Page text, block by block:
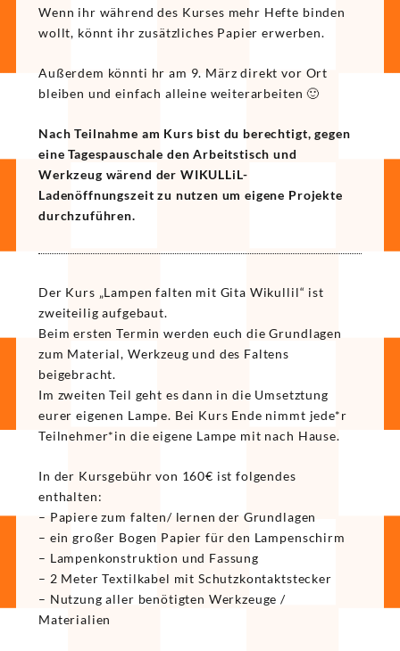
Wenn ihr während des Kurses mehr Hefte binden
wollt, könnt ihr zusätzliches Papier erwerben.
Außerdem könnti hr am 9. März direkt vor Ort
bleiben und einfach alleine weiterarbeiten 🙂
Nach Teilnahme am Kurs bist du berechtigt, gegen
eine Tagespauschale den Arbeitstisch und
Werkzeug wärend der WIKULLiL-
Ladenöffnungszeit zu nutzen um eigene Projekte
durchzuführen.
Der Kurs „Lampen falten mit Gita Wikullil“ ist
zweiteilig aufgebaut.
Beim ersten Termin werden euch die Grundlagen
zum Material, Werkzeug und des Faltens
beigebracht.
Im zweiten Teil geht es dann in die Umsetztung
eurer eigenen Lampe. Bei Kurs Ende nimmt jede*r
Teilnehmer*in die eigene Lampe mit nach Hause.
In der Kursgebühr von 160€ ist folgendes
enthalten:
– Papiere zum falten/ lernen der Grundlagen
– ein großer Bogen Papier für den Lampenschirm
– Lampenkonstruktion und Fassung
– 2 Meter Textilkabel mit Schutzkontaktstecker
– Nutzung aller benötigten Werkzeuge /
Materialien